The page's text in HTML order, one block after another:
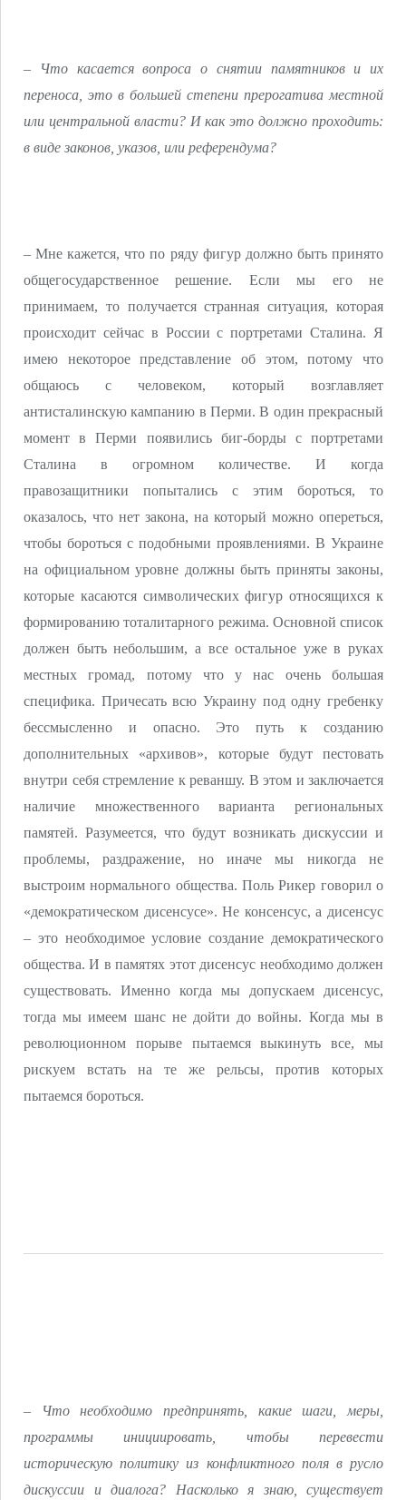
– Что касается вопроса о снятии памятников и их
переноса, это в большей степени прерогатива местной
или центральной власти? И как это должно проходить:
в виде законов, указов, или референдума?
– Мне кажется, что по ряду фигур должно быть принято
общегосударственное решение. Если мы его не
принимаем, то получается странная ситуация, которая
происходит сейчас в России с портретами Сталина. Я
имею некоторое представление об этом, потому что
общаюсь с человеком, который возглавляет
антисталинскую кампанию в Перми. В один прекрасный
момент в Перми появились биг-борды с портретами
Сталина в огромном количестве. И когда
правозащитники попытались с этим бороться, то
оказалось, что нет закона, на который можно опереться,
чтобы бороться с подобными проявлениями. В Украине
на официальном уровне должны быть приняты законы,
которые касаются символических фигур относящихся к
формированию тоталитарного режима. Основной список
должен быть небольшим, а все остальное уже в руках
местных громад, потому что у нас очень большая
специфика. Причесать всю Украину под одну гребенку
бессмысленно и опасно. Это путь к созданию
дополнительных «архивов», которые будут пестовать
внутри себя стремление к реваншу. В этом и заключается
наличие множественного варианта региональных
памятей. Разумеется, что будут возникать дискуссии и
проблемы, раздражение, но иначе мы никогда не
выстроим нормального общества. Поль Рикер говорил о
«демократическом дисенсусе». Не консенсус, а дисенсус
– это необходимое условие создание демократического
общества. И в памятях этот дисенсус необходимо должен
существовать. Именно когда мы допускаем дисенсус,
тогда мы имеем шанс не дойти до войны. Когда мы в
революционном порыве пытаемся выкинуть все, мы
рискуем встать на те же рельсы, против которых
пытаемся бороться.
– Что необходимо предпринять, какие шаги, меры,
программы инициировать, чтобы перевести
историческую политику из конфликтного поля в русло
дискуссии и диалога? Насколько я знаю, существует